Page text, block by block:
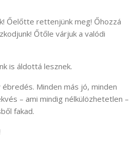
Őelőtte rettenjünk meg! Őhozzá
Őtőle várjuk a valódi
is áldottá lesznek.
Minden más jó, minden
– ami mindig nélkülözhetetlen –
fakad.